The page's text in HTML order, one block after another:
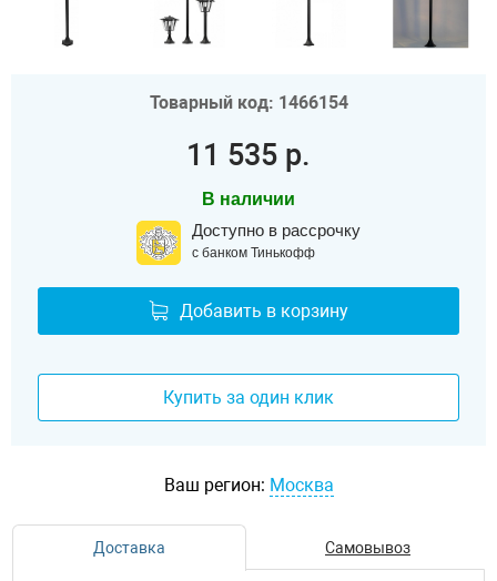
Товарный код: 1466154
11 535 р.
В наличии
Доступно в рассрочку
с банком Тинькофф
Добавить в корзину
Купить за один клик
Ваш регион: Москва
Доставка Самовывоз